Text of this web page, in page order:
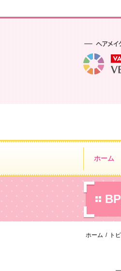
ホーム
ホーム / ト